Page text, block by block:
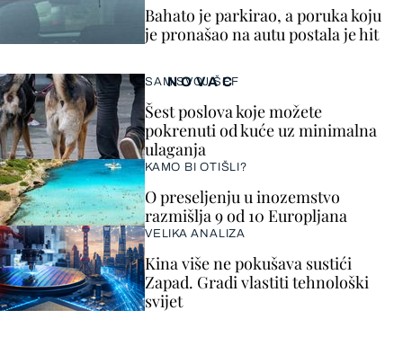
Bahato je parkirao, a poruka koju
je pronašao na autu postala je hit
NOVAC
SAM SVOJ ŠEF
Šest poslova koje možete
pokrenuti od kuće uz minimalna
ulaganja
KAMO BI OTIŠLI?
O preseljenju u inozemstvo
razmišlja 9 od 10 Europljana
VELIKA ANALIZA
Kina više ne pokušava sustići
Zapad. Gradi vlastiti tehnološki
svijet